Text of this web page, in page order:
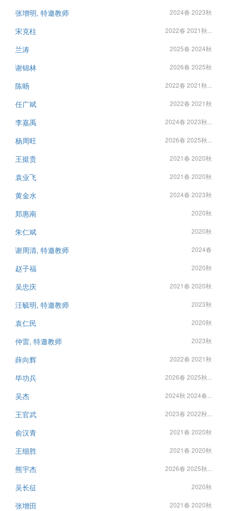
张增明, 特邀教师 2024春 2023秋
宋克柱 2022春 2021秋...
兰涛 2025春 2024秋
谢锦林 2026春 2025秋
陈旸 2022春 2021秋...
任广斌 2022春 2021秋
李嘉禹 2024春 2023秋...
杨周旺 2026春 2025秋...
王挺贵 2021春 2020秋
袁业飞 2021春 2020秋
黄金水 2024春 2023秋
郑惠南 2020秋
朱仁斌 2020秋
谢周清, 特邀教师 2024春
赵子福 2020秋
吴忠庆 2021春 2020秋
汪毓明, 特邀教师 2023秋
袁仁民 2020秋
仲雷, 特邀教师 2023秋
薛向辉 2022春 2021秋
毕功兵 2026春 2025秋...
吴杰 2024秋 2024春...
王官武 2023春 2022秋...
俞汉青 2021春 2020秋
王细胜 2021春 2020秋
熊宇杰 2026春 2025秋...
吴长征 2020秋
张增田 2021春 2020秋